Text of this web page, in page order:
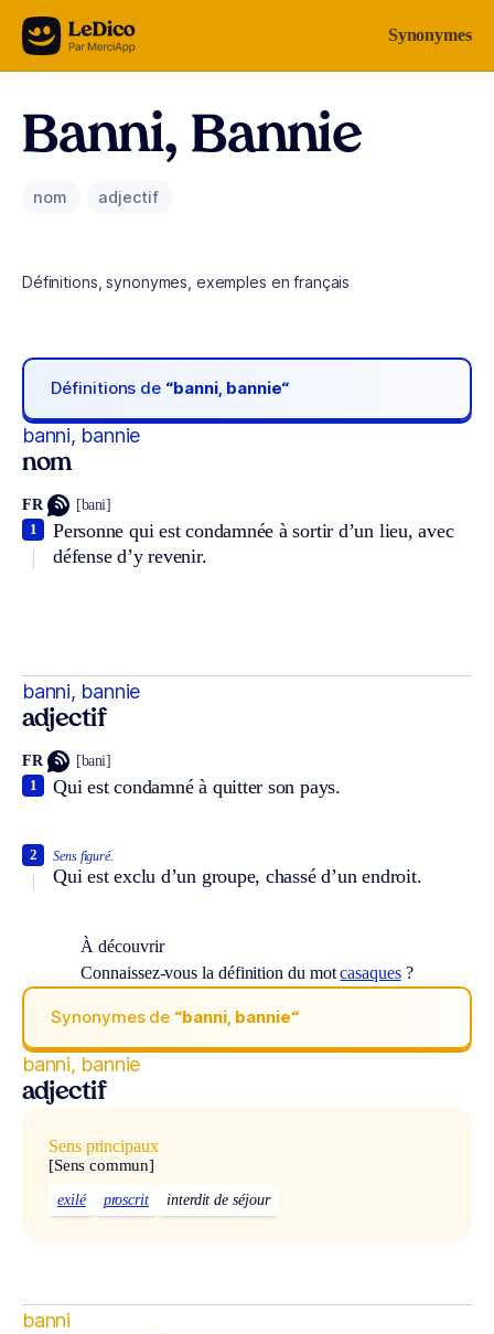
Aller au contenu Synonymes
Banni, Bannie
nom adjectif
Définitions, synonymes, exemples en français
Définitions de “banni, bannie“
banni, bannie
nom
FR [bani]
Personne qui est condamnée à sortir d’un lieu, avec
défense d’y revenir.
1
banni, bannie
adjectif
FR [bani]
Qui est condamné à quitter son pays.
1
Sens figuré.
Qui est exclu d’un groupe, chassé d’un endroit.
2
À découvrir
Connaissez-vous la définition du motcasaques?
Synonymes de “banni, bannie“
banni, bannie
adjectif
Sens principaux
[Sens commun]
exilé proscrit interdit de séjour
banni